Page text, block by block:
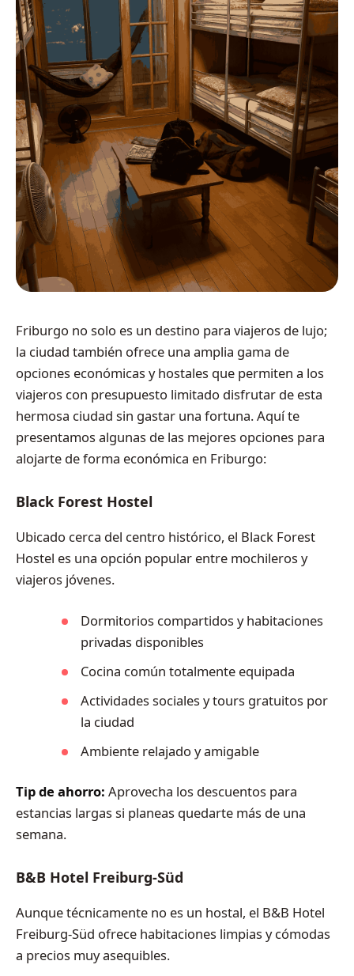
Friburgo no solo es un destino para viajeros de lujo;
la ciudad también ofrece una amplia gama de
opciones económicas y hostales que permiten a los
viajeros con presupuesto limitado disfrutar de esta
hermosa ciudad sin gastar una fortuna. Aquí te
presentamos algunas de las mejores opciones para
alojarte de forma económica en Friburgo:
Black Forest Hostel
Ubicado cerca del centro histórico, el Black Forest
Hostel es una opción popular entre mochileros y
viajeros jóvenes.
Dormitorios compartidos y habitaciones
privadas disponibles
Cocina común totalmente equipada
Actividades sociales y tours gratuitos por
la ciudad
Ambiente relajado y amigable
Tip de ahorro: Aprovecha los descuentos para
estancias largas si planeas quedarte más de una
semana.
B&B Hotel Freiburg-Süd
Aunque técnicamente no es un hostal, el B&B Hotel
Freiburg-Süd ofrece habitaciones limpias y cómodas
a precios muy asequibles.